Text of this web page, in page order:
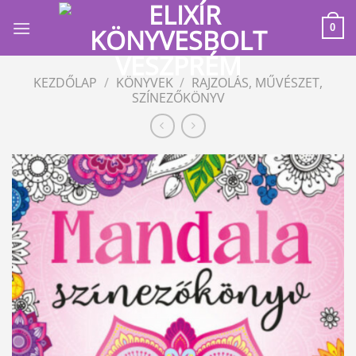
0
KEZDŐLAP / KÖNYVEK / RAJZOLÁS, MŰVÉSZET,
SZÍNEZŐKÖNYV